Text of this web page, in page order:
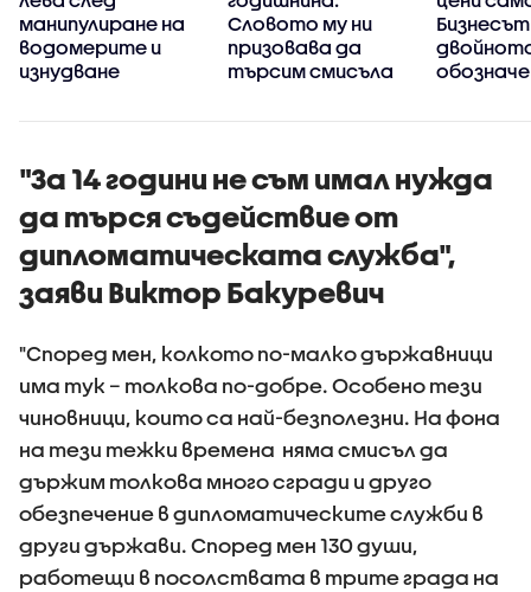
манипулиране на
водомерите и
изнудване
Словото му ни
призовава да
търсим смисъла
"За 14 години не съм имал нужда
да търся съдействие от
дипломатическата служба",
заяви Виктор Бакуревич
"Според мен, колкото по-малко държавници
има тук – толкова по-добре. Особено тези
чиновници, които са най-безполезни. На фона
на тези тежки времена няма смисъл да
държим толкова много сгради и друго
обезпечение в дипломатическите служби в
други държави. Според мен 130 души,
работещи в посолствата в трите града на